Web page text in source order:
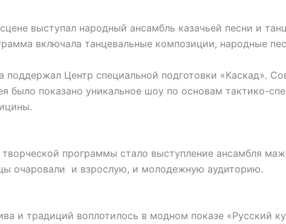
выступал народный ансамбль казачьей песни и
включала танцевальные композиции, народные
поддержал Центр специальной подготовки «Каскад».
было показано уникальное шоу по основам тактико-
программы стало выступление ансамбля
очаровали и взрослую, и молодежную аудиторию.
и традиций воплотилось в модном показе «Русский